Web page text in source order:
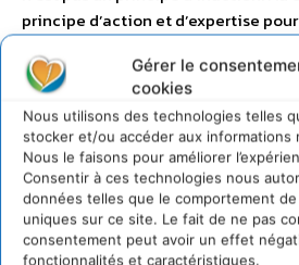
Gérer le
cookies
Nous utilisons des technologies telles
stocker et/ou accéder aux informations
Nous le faisons pour améliorer
Consentir à ces technologies nous
données telles que le comportement
uniques sur ce site. Le fait de ne pas
consentement peut avoir un effet
fonctionnalités et caractéristiques.
principe d’action et d’expertise
d’interdiction. Au contraire, c’est
et de transparence. Il doit être
principe de responsabilité. Je veux
responsabilité. Celui qui pollue des
années, celui qui conçoit et vend un
celui qui créé une nouvelle cellule
doit être comptable de ses actes
tard si un drame survient. Nous ferons